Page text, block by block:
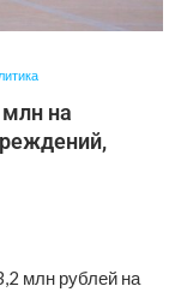
млн на
млн рублей на